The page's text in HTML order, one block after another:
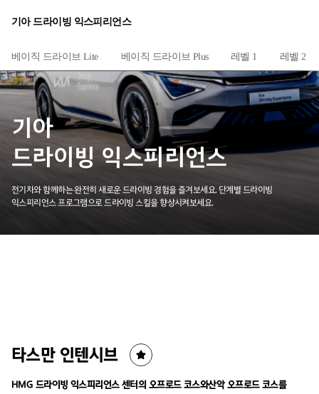
기아
드라이빙 익스피리언스
전기차와 함께하는 완전히 새로운 드라이빙 경험을 즐겨보세요.단계별 드라이빙
익스피리언스 프로그램으로 드라이빙 스킬을 향상시켜보세요.
기아 드라이빙 익스피리언스
베이직 드라이브 Lite 베이직 드라이브 Plus 레벨 1 레벨 2
타스만 인텐시브
HMG 드라이빙 익스피리언스 센터의 오프로드 코스와산악 오프로드 코스를